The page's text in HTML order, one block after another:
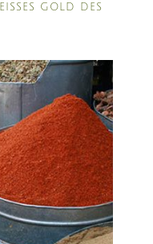
GOLD DES O